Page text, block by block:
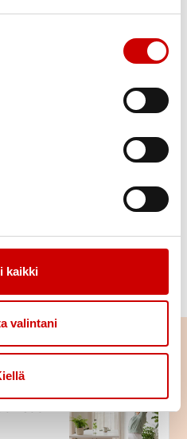
kaikki
valintani
sydämen hyvinvointia.
Sydän tykkää
keskeiset mittarit ovat
Kun seuraat
mahdolliset riskitekijät
ennakoivasti.
saa